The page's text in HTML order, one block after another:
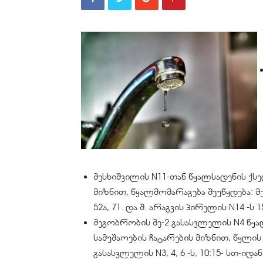
მესხიშვილის N11-თან წყალსადენის
მიზნით, წყალმომარაგება შეუწყდება:
52ა, 71. და შ. არაგვის პირელის N14 -ს
მეგობრობის მე-2 გასასვლელის N4
სამუშაოების ჩატარების მიზნით,
გასასვლელის N3, 4, 6 -ს, 10:15- სთ-